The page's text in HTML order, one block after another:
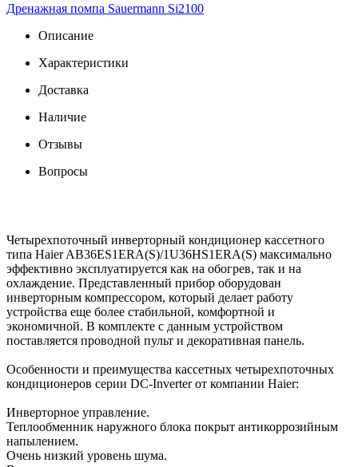
Дренажная помпа Sauermann Si2100
Описание
Характеристики
Доставка
Наличие
Отзывы
Вопросы
Четырехпоточный инверторный кондиционер кассетного
типа Haier AB36ES1ERA(S)/1U36HS1ERA(S) максимально
эффективно эксплуатируется как на обогрев, так и на
охлаждение. Представленный прибор оборудован
инверторным компрессором, который делает работу
устройства еще более стабильной, комфортной и
экономичной. В комплекте с данным устройством
поставляется проводной пульт и декоративная панель.
Особенности и преимущества кассетных четырехпоточных
кондиционеров серии DC-Inverter от компании Haier:
Инверторное управление.
Теплообменник наружного блока покрыт антикоррозийным
напылением.
Очень низкий уровень шума.